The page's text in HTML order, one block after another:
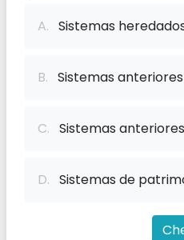
A. Sistemas
B. Sistemas anteriores
C. Sistemas anteriores
D. Sistemas de